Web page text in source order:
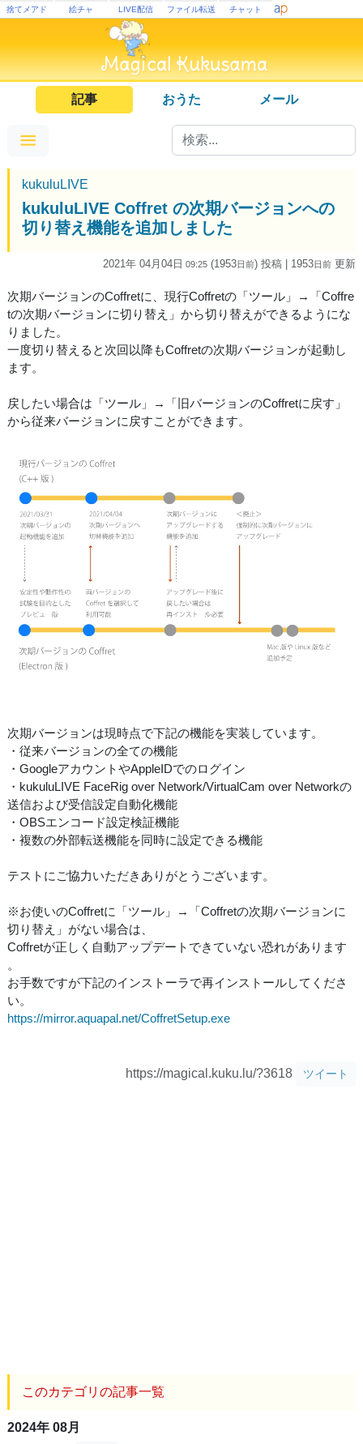
捨てメアド 絵チャ LIVE配信 ファイル転送 チャット
記事 おうた メール
kukuluLIVE
kukuluLIVE Coffret の次期バージョンへの
切り替え機能を追加しました
2021年 04月04日 09:25 (1953日前) 投稿 | 1953日前 更新
次期バージョンのCoffretに、現行Coffretの「ツール」→「Coffre
tの次期バージョンに切り替え」から切り替えができるようにな
りました。
一度切り替えると次回以降もCoffretの次期バージョンが起動し
ます。
戻したい場合は「ツール」→「旧バージョンのCoffretに戻す」
から従来バージョンに戻すことができます。
次期バージョンは現時点で下記の機能を実装しています。
・従来バージョンの全ての機能
・GoogleアカウントやAppleIDでのログイン
・kukuluLIVE FaceRig over Network/VirtualCam over Networkの
送信および受信設定自動化機能
・OBSエンコード設定検証機能
・複数の外部転送機能を同時に設定できる機能
テストにご協力いただきありがとうございます。
※お使いのCoffretに「ツール」→「Coffretの次期バージョンに
切り替え」がない場合は、
Coffretが正しく自動アップデートできていない恐れがあります
。
お手数ですが下記のインストーラで再インストールしてくださ
い。
https://mirror.aquapal.net/CoffretSetup.exe
https://magical.kuku.lu/?3618 ツイート
このカテゴリの記事一覧
2024年 08月